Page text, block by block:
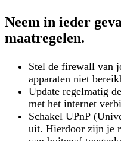
Neem in ieder
maatregelen.
Stel de firewall van
apparaten niet
Update regelmatig de
met het internet
Schakel UPnP
uit. Hierdoor zijn je